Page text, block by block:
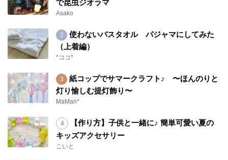
で昆虫ジオラマ
Asako
使わないバスタオル パジャマにしてみた
（上着編）
*ココ*
紙コップでサマークラフト♪ 〜ほんのりと
灯り愉しむ提灯飾り〜
MaMan*
【作り方】子供と一緒に♪ 簡単可愛い夏の
キッズアクセサリー
こいと